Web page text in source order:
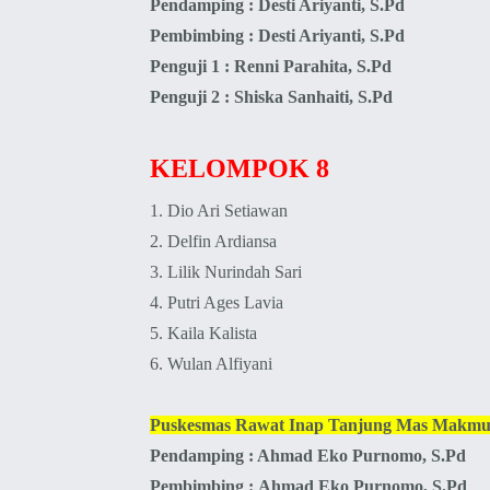
Pendamping : Desti Ariyanti, S.Pd
Pembimbing : Desti Ariyanti, S.Pd
Penguji 1 : Renni Parahita, S.Pd
Penguji 2 : Shiska Sanhaiti, S.Pd
KELOMPOK 8
1. Dio Ari Setiawan
2. Delfin Ardiansa
3. Lilik Nurindah Sari
4. Putri Ages Lavia
5. Kaila Kalista
6. Wulan Alfiyani
Puskesmas Rawat Inap Tanjung Mas
Pendamping : Ahmad Eko Purnomo, S.Pd
Pembimbing : Ahmad Eko Purnomo, S.Pd